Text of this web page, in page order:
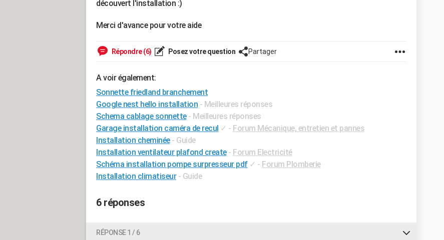
découvert l'installation :)
Merci d'avance pour votre aide
Répondre (6) Posez votre question Partager
A voir également:
Sonnette friedland branchement
Google nest hello installation - Meilleures réponses
Schema cablage sonnette - Meilleures réponses
Garage installation caméra de recul ✓ - Forum Mécanique, entretien et pannes
Installation cheminée - Guide
Installation ventilateur plafond create - Forum Electricité
Schéma installation pompe surpresseur pdf ✓ - Forum Plomberie
Installation climatiseur - Guide
6 réponses
RÉPONSE 1 / 6